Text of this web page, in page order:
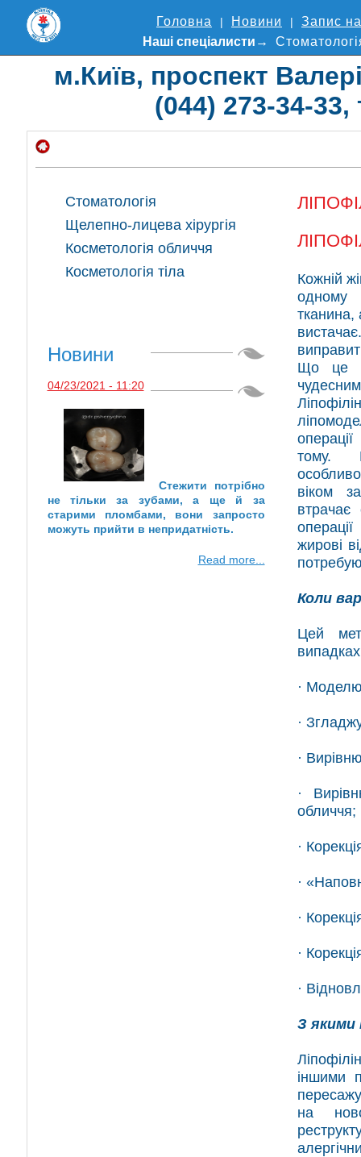
Головна Новини
Запис
Нашi спецiалисти
м.Київ, проспект
(044) 273-34-
Стоматологія
Щелепно-лицева хірургія
Косметологія обличчя
Косметологія тіла
Новини
04/23/2021 - 11:20
Стежити потрібно
не тільки за зубами, а ще й за
старими пломбами, вони запросто
можуть прийти в непридатність.
Read more...
Кожній
одному
тканина,
Що це
тому.
віком
втрачає
жирові
Коли
Цей
·
·
·
·
обличчя;
·
·
·
·
·
З якими
іншими
на